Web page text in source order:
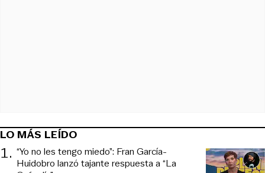
LO MÁS LEÍDO
1. “Yo no les tengo miedo”: Fran García-
Huidobro lanzó tajante respuesta a “La